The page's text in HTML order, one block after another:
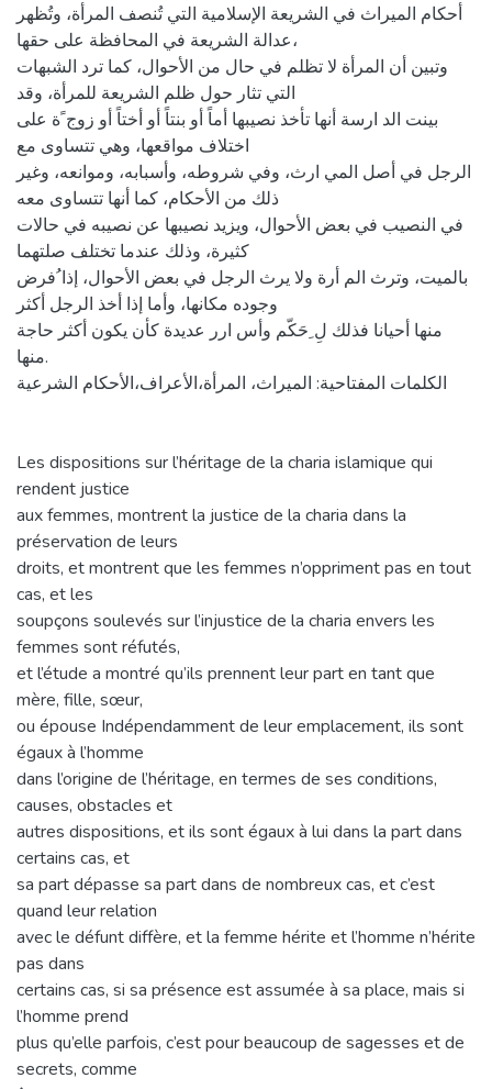
أحكام الميراث في الشريعة الإسلامية التي تُنصف المرأة، وتُظهر
عدالة الشريعة في المحافظة على حقها،
وتبين أن المرأة لا تظلم في حال من الأحوال، كما ترد الشبهات
التي تثار حول ظلم الشريعة للمرأة، وقد
بينت الد ارسة أنها تأخذ نصيبها أماً أو بنتاً أو أختاً أو زوج ًة على
اختلاف مواقعها، وهي تتساوى مع
الرجل في أصل المي ارث، وفي شروطه، وأسبابه، وموانعه، وغير
ذلك من الأحكام، كما أنها تتساوى معه
في النصيب في بعض الأحوال، ويزيد نصيبها عن نصيبه في حالات
كثيرة، وذلك عندما تختلف صلتهما
بالميت، وترث الم أرة ولا يرث الرجل في بعض الأحوال، إذا ُفرض
وجوده مكانها، وأما إذا أخذ الرجل أكثر
منها أحيانا فذلك لِ ِحَكّم وأس ارر عديدة كأن يكون أكثر حاجة
منها.
الكلمات المفتاحية: الميراث، المرأة،الأعراف،الأحكام الشرعية
Les dispositions sur l’héritage de la charia islamique qui
rendent justice
aux femmes, montrent la justice de la charia dans la
préservation de leurs
droits, et montrent que les femmes n’oppriment pas en tout
cas, et les
soupçons soulevés sur l’injustice de la charia envers les
femmes sont réfutés,
et l’étude a montré qu’ils prennent leur part en tant que
mère, fille, sœur,
ou épouse Indépendamment de leur emplacement, ils sont
égaux à l’homme
dans l’origine de l’héritage, en termes de ses conditions,
causes, obstacles et
autres dispositions, et ils sont égaux à lui dans la part dans
certains cas, et
sa part dépasse sa part dans de nombreux cas, et c’est
quand leur relation
avec le défunt diffère, et la femme hérite et l’homme n’hérite
pas dans
certains cas, si sa présence est assumée à sa place, mais si
l’homme prend
plus qu’elle parfois, c’est pour beaucoup de sagesses et de
secrets, comme